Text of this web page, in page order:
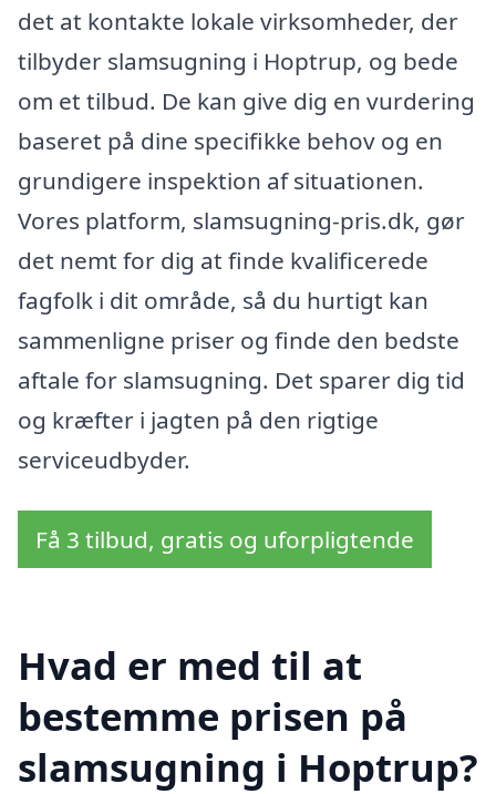
det at kontakte lokale virksomheder, der
tilbyder slamsugning i Hoptrup, og bede
om et tilbud. De kan give dig en vurdering
baseret på dine specifikke behov og en
grundigere inspektion af situationen.
Vores platform, slamsugning-pris.dk, gør
det nemt for dig at finde kvalificerede
fagfolk i dit område, så du hurtigt kan
sammenligne priser og finde den bedste
aftale for slamsugning. Det sparer dig tid
og kræfter i jagten på den rigtige
serviceudbyder.
Få 3 tilbud, gratis og uforpligtende
Hvad er med til at
bestemme prisen på
slamsugning i Hoptrup?